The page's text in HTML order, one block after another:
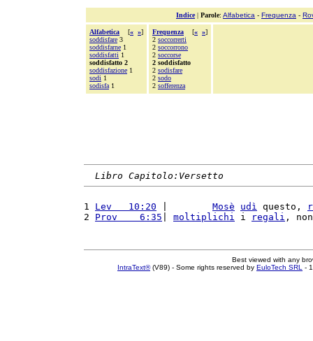
Indice| Parole: Alfabetica - Frequenza -
Alfabetica [« »]
soddisfare 3
soddisfarne 1
soddisfatti 1
soddisfatto 2
soddisfazione 1
sodi 1
sodisfa 1
Frequenza [« »]
2 soccorrerti
2 soccorrono
2 soccorse
2 soddisfatto
2 sodisfare
2 sodo
2 sofferenza
Libro Capitolo:Versetto
1 Lev   10:20 Mosè udì questo,
2 Prov    6:35 moltiplichi i regali ,
Best viewed with any
IntraText®(V89) - Some rights reserved by EuloTech SRL -